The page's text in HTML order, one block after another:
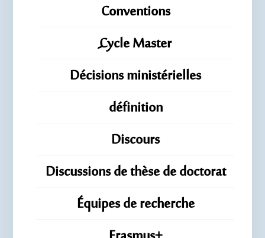
Conventions
ِِِCycle Master
Décisions ministérielles
définition
Discours
Discussions de thèse de doctorat
Équipes de recherche